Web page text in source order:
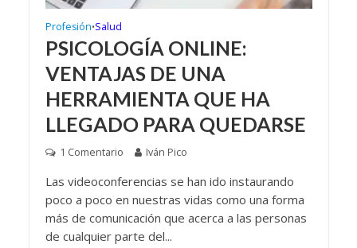
Profesión•Salud
PSICOLOGÍA ONLINE:
VENTAJAS DE UNA
HERRAMIENTA QUE HA
LLEGADO PARA QUEDARSE
1 Comentario Iván Pico
Las videoconferencias se han ido instaurando
poco a poco en nuestras vidas como una forma
más de comunicación que acerca a las personas
de cualquier parte del...